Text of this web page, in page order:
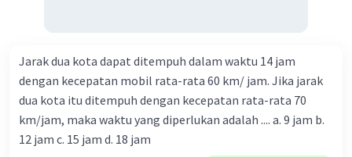
Jarak dua kota dapat ditempuh dalam waktu 14 jam
dengan kecepatan mobil rata-rata 60 km/ jam. Jika jarak
dua kota itu ditempuh dengan kecepatan rata-rata 70
km/jam, maka waktu yang diperlukan adalah .... a. 9 jam b.
12 jam c. 15 jam d. 18 jam